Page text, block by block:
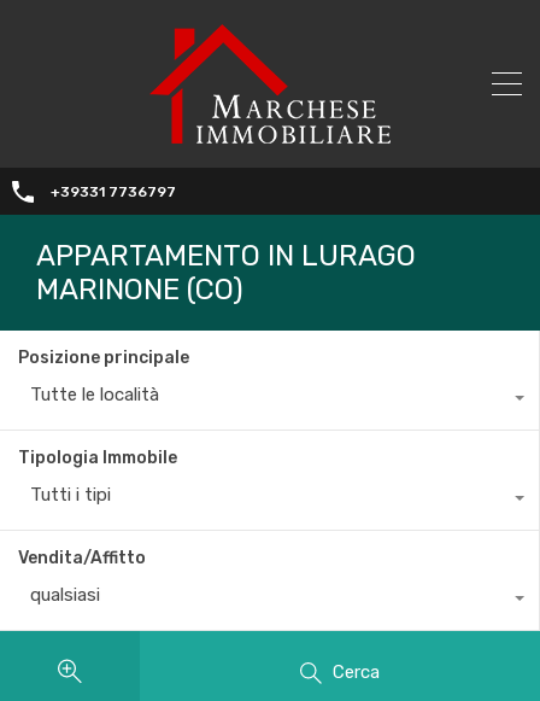
+39331 7736797
APPARTAMENTO IN LURAGO
MARINONE (CO)
Posizione principale
Tutte le località
Tipologia Immobile
Tutti i tipi
Vendita/Affitto
qualsiasi
Cerca